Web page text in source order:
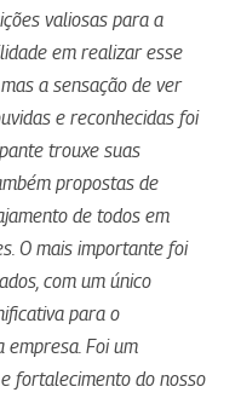
valiosas para a
em realizar esse
a sensação de ver
e reconhecidas foi
trouxe suas
propostas de
de todos em
O mais importante foi
com um único
para o
empresa. Foi um
fortalecimento do nosso